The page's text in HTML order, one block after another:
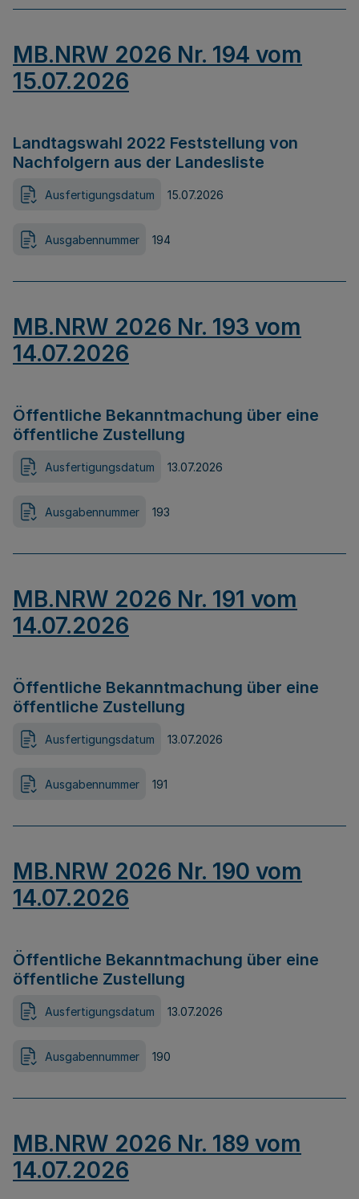
MB.NRW 2026 Nr. 194 vom
15.07.2026
Landtagswahl 2022 Feststellung von
Nachfolgern aus der Landesliste
Ausfertigungsdatum 15.07.2026
Ausgabennummer 194
MB.NRW 2026 Nr. 193 vom
14.07.2026
Öffentliche Bekanntmachung über eine
öffentliche Zustellung
Ausfertigungsdatum 13.07.2026
Ausgabennummer 193
MB.NRW 2026 Nr. 191 vom
14.07.2026
Öffentliche Bekanntmachung über eine
öffentliche Zustellung
Ausfertigungsdatum 13.07.2026
Ausgabennummer 191
MB.NRW 2026 Nr. 190 vom
14.07.2026
Öffentliche Bekanntmachung über eine
öffentliche Zustellung
Ausfertigungsdatum 13.07.2026
Ausgabennummer 190
MB.NRW 2026 Nr. 189 vom
14.07.2026